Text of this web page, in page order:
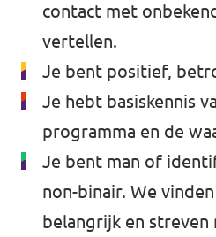
contact met
vertellen.
Je bent positief,
Je hebt basiskennis
programma en de
Je bent man of
non-binair. We
belangrijk en streven